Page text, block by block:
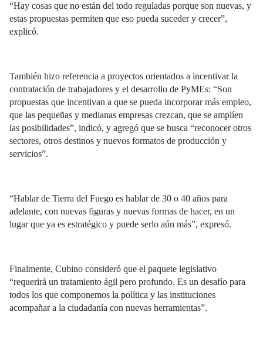
“Hay cosas que no están del todo reguladas porque son nuevas, y
estas propuestas permiten que eso pueda suceder y crecer”,
explicó.
También hizo referencia a proyectos orientados a incentivar la
contratación de trabajadores y el desarrollo de PyMEs: “Son
propuestas que incentivan a que se pueda incorporar más empleo,
que las pequeñas y medianas empresas crezcan, que se amplíen
las posibilidades”, indicó, y agregó que se busca “reconocer otros
sectores, otros destinos y nuevos formatos de producción y
servicios”.
“Hablar de Tierra del Fuego es hablar de 30 o 40 años para
adelante, con nuevas figuras y nuevas formas de hacer, en un
lugar que ya es estratégico y puede serlo aún más”, expresó.
Finalmente, Cubino consideró que el paquete legislativo
“requerirá un tratamiento ágil pero profundo. Es un desafío para
todos los que componemos la política y las instituciones
acompañar a la ciudadanía con nuevas herramientas”.